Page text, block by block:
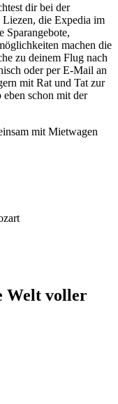
dir bei der
die Expedia im
Sparangebote,
machen die
zu deinem Flug nach
oder per E-Mail an
mit Rat und Tat zur
schon mit der
mit Mietwagen
Welt voller